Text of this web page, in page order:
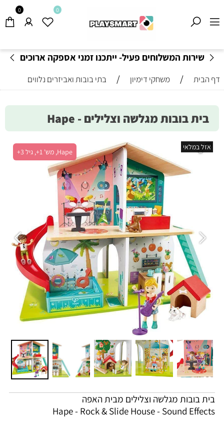
שירות המשלוחים פעיל- ייתכנו זמני אספקה ארוכים
0 0
דף הבית / משחקי דימיון / בתי בובות ואביזרים נלווים
בית בובות מגלשה וצלילים - Hape
Hape, מש' 1+, גיל 3+
אזל במלאי
בית בובות מגלשה וצלילים מבית האפה
Hape - Rock & Slide House - Sound Effects